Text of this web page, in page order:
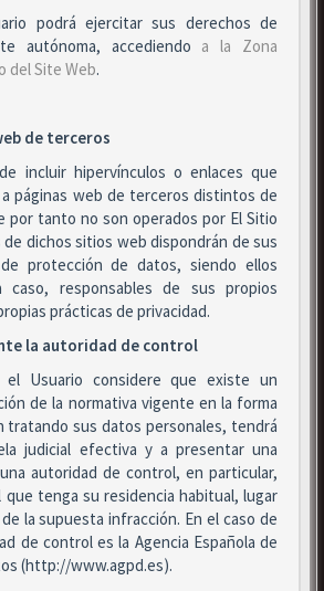
podrá ejercitar sus derechos de
autónoma, accediendo a la Zona
del Site Web.
de terceros
incluir hipervínculos o enlaces que
páginas web de terceros distintos de
por tanto no son operados por El Sitio
dichos sitios web dispondrán de sus
protección de datos, siendo ellos
caso, responsables de sus propios
prácticas de privacidad.
la autoridad de control
Usuario considere que existe un
de la normativa vigente en la forma
tratando sus datos personales, tendrá
judicial efectiva y a presentar una
autoridad de control, en particular,
tenga su residencia habitual, lugar
la supuesta infracción. En el caso de
de control es la Agencia Española de
(http://www.agpd.es).